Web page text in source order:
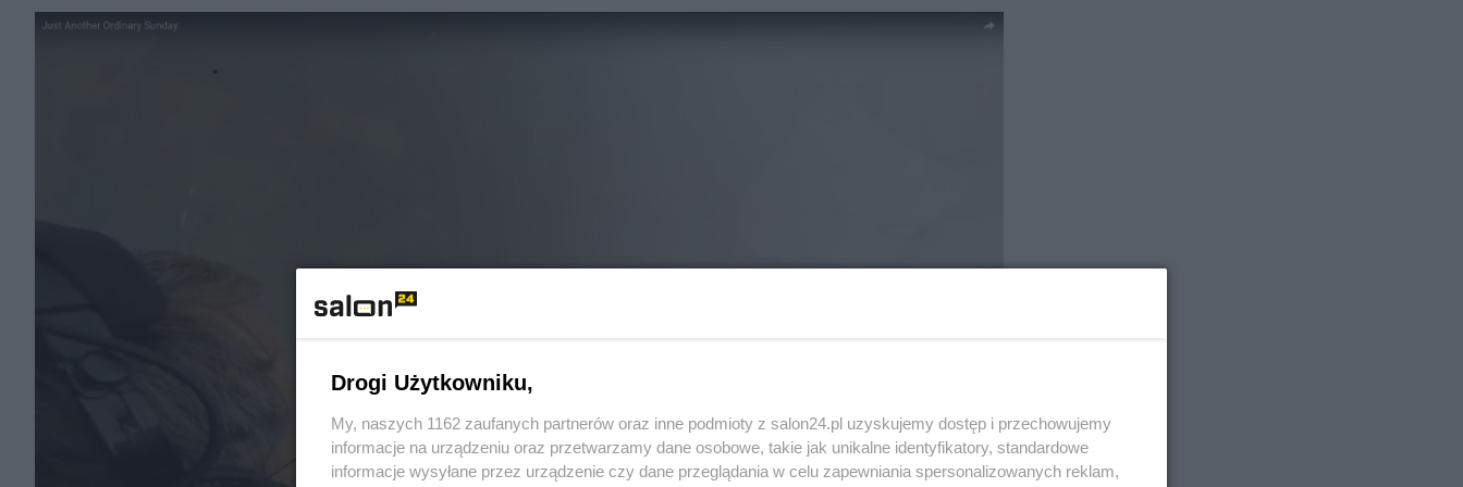
Drogi Użytkowniku,
My, naszych 1162 zaufanych partnerów oraz inne podmioty z salon24.pl uzyskujemy dostęp i przechowujemy
informacje na urządzeniu oraz przetwarzamy dane osobowe, takie jak unikalne identyfikatory, standardowe
informacje wysyłane przez urządzenie czy dane przeglądania w celu zapewniania spersonalizowanych reklam,